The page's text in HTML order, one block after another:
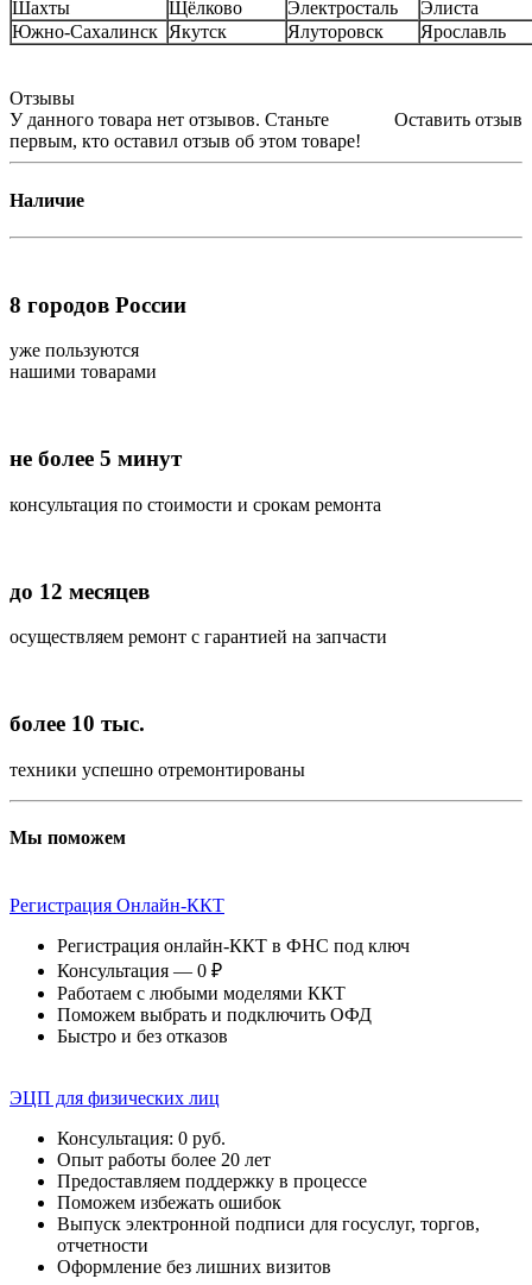
Шахты
Щёлково Электросталь
Элиста
Южно-Сахалинск Якутск Ялуторовск Ярославль
Отзывы
Оставить отзыв
У данного товара нет отзывов. Станьте
первым, кто оставил отзыв об этом товаре!
Наличие
8 городов России
уже пользуются
нашими товарами
не более 5 минут
консультация по стоимости и срокам ремонта
до 12 месяцев
осуществляем ремонт с гарантией на запчасти
более 10 тыс.
техники успешно отремонтированы
Мы поможем
Регистрация Онлайн-ККТ
Регистрация онлайн-ККТ в ФНС под ключ
Консультация — 0 ₽
Работаем с любыми моделями ККТ
Поможем выбрать и подключить ОФД
Быстро и без отказов
ЭЦП для физических лиц
Консультация: 0 руб.
Опыт работы более 20 лет
Предоставляем поддержку в процессе
Поможем избежать ошибок
Выпуск электронной подписи для госуслуг, торгов,
отчетности
Оформление без лишних визитов